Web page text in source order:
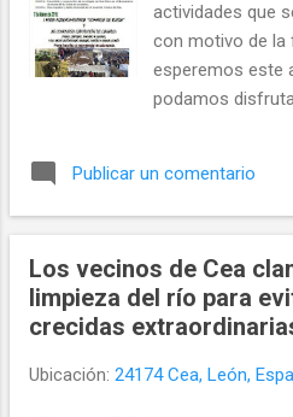
viejo Reino ...en
curiosos sobre
que os
actividades que
con motivo de la
esperemos este
podamos
@templeteORG
@templeteORG
Publicar un comentario
Los vecinos de Cea
limpieza del río para
crecidas
Ubicación: 24174 Cea, León,